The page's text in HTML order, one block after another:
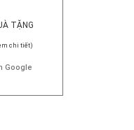
TẶNG
chi tiết)
Google